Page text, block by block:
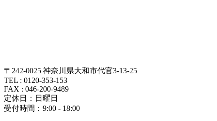
〒242-0025 神奈川県大和市代官3-13-25
TEL : 0120-353-153
FAX : 046-200-9489
定休日：日曜日
受付時間：9:00 - 18:00